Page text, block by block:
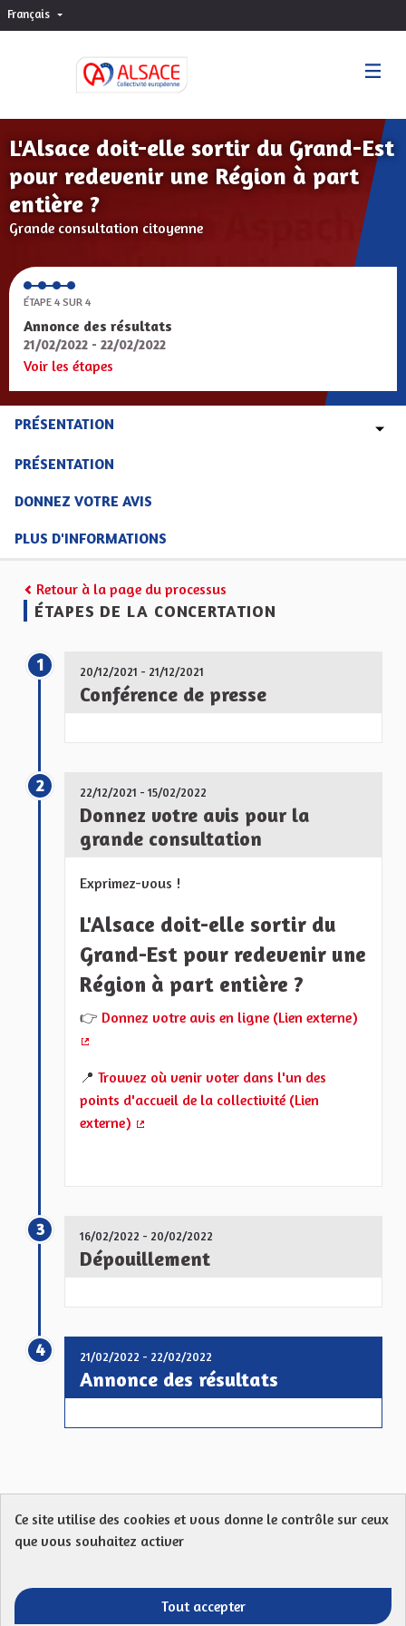
Français Choisir la langue
L'Alsace doit-elle sortir du Grand-Est
pour redevenir une Région à part
entière ?
Grande consultation citoyenne
ÉTAPE 4 SUR 4
Annonce des résultats
21/02/2022 - 22/02/2022
Voir les étapes
PRÉSENTATION
PRÉSENTATION
DONNEZ VOTRE AVIS
PLUS D'INFORMATIONS
Retour à la page du processus
ÉTAPES DE LA CONCERTATION
1 20/12/2021 - 21/12/2021
Conférence de presse
2 22/12/2021 - 15/02/2022
Donnez votre avis pour la
grande consultation
Exprimez-vous !
L'Alsace doit-elle sortir du
Grand-Est pour redevenir une
Région à part entière ?
👉 Donnez votre avis en ligne (Lien externe)
📍 Trouvez où venir voter dans l'un des
points d'accueil de la collectivité (Lien
externe)
3 16/02/2022 - 20/02/2022
Dépouillement
4 21/02/2022 - 22/02/2022
Annonce des résultats
Protection des Données
Télécharger les fichiers Open Data
Ce site utilise des cookies et vous donne le contrôle sur ceux
que vous souhaitez activer
Tout accepter